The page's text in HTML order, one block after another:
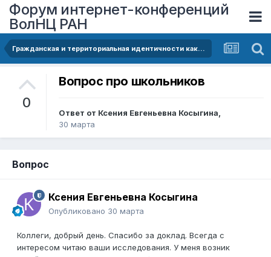
Форум интернет-конференций
ВолНЦ РАН
Гражданская и территориальная идентичности как проявление сформированности социальной ответственности (на примере школьников Вологодской области)
0
Вопрос про школьников
Ответ от Ксения Евгеньевна Косыгина,
30 марта
Вопрос
Ксения Евгеньевна Косыгина
Опубликовано 30 марта
Коллеги, добрый день. Спасибо за доклад. Всегда с
интересом читаю ваши исследования. У меня возник